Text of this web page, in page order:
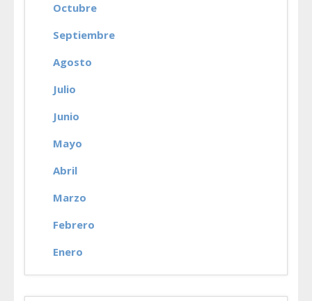
Octubre
Septiembre
Agosto
Julio
Junio
Mayo
Abril
Marzo
Febrero
Enero